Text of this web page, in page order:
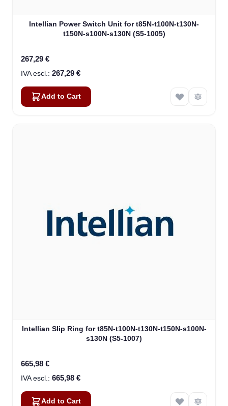
Intellian Power Switch Unit for t85N-t100N-t130N-
t150N-s100N-s130N (S5-1005)
267,29 €
267,29 €
Add to Cart
Intellian Slip Ring for t85N-t100N-t130N-t150N-s100N-
s130N (S5-1007)
665,98 €
665,98 €
Add to Cart